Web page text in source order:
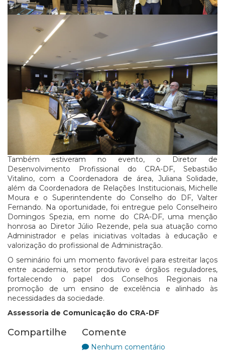
Também estiveram no evento, o Diretor de
Desenvolvimento Profissional do CRA-DF, Sebastião
Vitalino, com a Coordenadora de área, Juliana Solidade,
além da Coordenadora de Relações Institucionais, Michelle
Moura e o Superintendente do Conselho do DF, Valter
Fernando. Na oportunidade, foi entregue pelo Conselheiro
Domingos Spezia, em nome do CRA-DF, uma menção
honrosa ao Diretor Júlio Rezende, pela sua atuação como
Administrador e pelas iniciativas voltadas à educação e
valorização do profissional de Administração.
O seminário foi um momento favorável para estreitar laços
entre academia, setor produtivo e órgãos reguladores,
fortalecendo o papel dos Conselhos Regionais na
promoção de um ensino de excelência e alinhado às
necessidades da sociedade.
Assessoria de Comunicação do CRA-DF
Compartilhe Comente
Nenhum comentário